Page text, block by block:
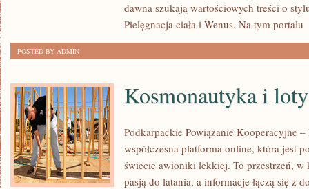
dawna szukają wartościowych treści o
Pielęgnacja ciała i Wenus. Na tym portalu
POSTED BY ADMIN
Kosmonautyka i
Podkarpackie Powiązanie Kooperacyjne
współczesna platforma online, która jest
świecie awioniki lekkiej. To przestrzeń,
pasją do latania, a informacje łączą się z